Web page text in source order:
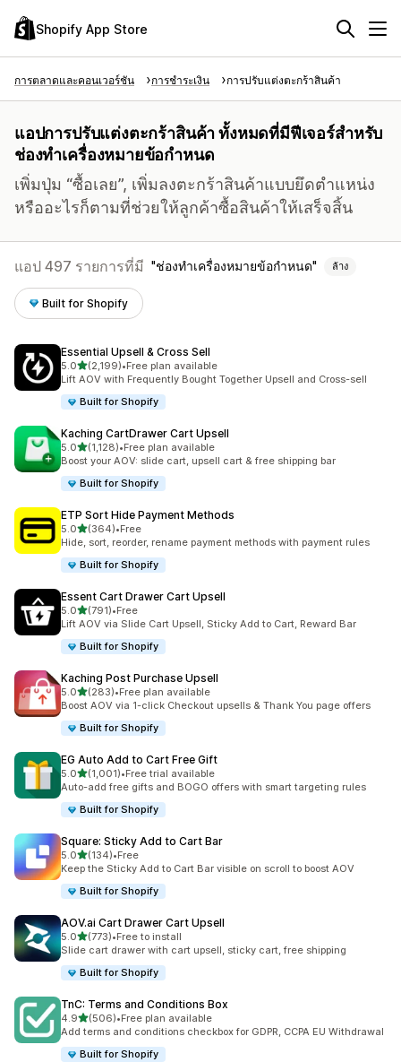
Shopify App Store
การตลาดและคอนเวอร์ชัน การชำระเงิน การปรับแต่งตะกร้าสินค้า
แอปการปรับแต่งตะกร้าสินค้า ทั้งหมดที่มีฟีเจอร์สำหรับ
ช่องทำเครื่องหมายข้อกำหนด
เพิ่มปุ่ม “ซื้อเลย”, เพิ่มลงตะกร้าสินค้าแบบยึดตำแหน่ง
หรืออะไรก็ตามที่ช่วยให้ลูกค้าซื้อสินค้าให้เสร็จสิ้น
แอป 497 รายการที่มี ช่องทำเครื่องหมายข้อกำหนด ล้าง
Built for Shopify
Essential Upsell & Cross Sell
5.0เต็ม 5 ดาว
(2,199)
ทั้งหมด 2199 รีวิว
•Free plan available
Lift AOV with Frequently Bought Together Upsell and Cross-sell
Built for Shopify
Kaching CartDrawer Cart Upsell
5.0เต็ม 5 ดาว
(1,128)
ทั้งหมด 1128 รีวิว
•Free plan available
Boost your AOV: slide cart, upsell cart & free shipping bar
Built for Shopify
ETP Sort Hide Payment Methods
5.0เต็ม 5 ดาว
(364)
ทั้งหมด 364 รีวิว
•Free
Hide, sort, reorder, rename payment methods with payment rules
Built for Shopify
Essent Cart Drawer Cart Upsell
5.0เต็ม 5 ดาว
(791)
ทั้งหมด 791 รีวิว
•Free
Lift AOV via Slide Cart Upsell, Sticky Add to Cart, Reward Bar
Built for Shopify
Kaching Post Purchase Upsell
5.0เต็ม 5 ดาว
(283)
ทั้งหมด 283 รีวิว
•Free plan available
Boost AOV via 1-click Checkout upsells & Thank You page offers
Built for Shopify
EG Auto Add to Cart Free Gift
5.0เต็ม 5 ดาว
(1,001)
ทั้งหมด 1001 รีวิว
•Free trial available
Auto-add free gifts and BOGO offers with smart targeting rules
Built for Shopify
Square: Sticky Add to Cart Bar
5.0เต็ม 5 ดาว
(134)
ทั้งหมด 134 รีวิว
•Free
Keep the Sticky Add to Cart Bar visible on scroll to boost AOV
Built for Shopify
AOV.ai Cart Drawer Cart Upsell
5.0เต็ม 5 ดาว
(773)
ทั้งหมด 773 รีวิว
•Free to install
Slide cart drawer with cart upsell, sticky cart, free shipping
Built for Shopify
TnC: Terms and Conditions Box
4.9เต็ม 5 ดาว
(506)
ทั้งหมด 506 รีวิว
•Free plan available
Add terms and conditions checkbox for GDPR, CCPA EU Withdrawal
Built for Shopify